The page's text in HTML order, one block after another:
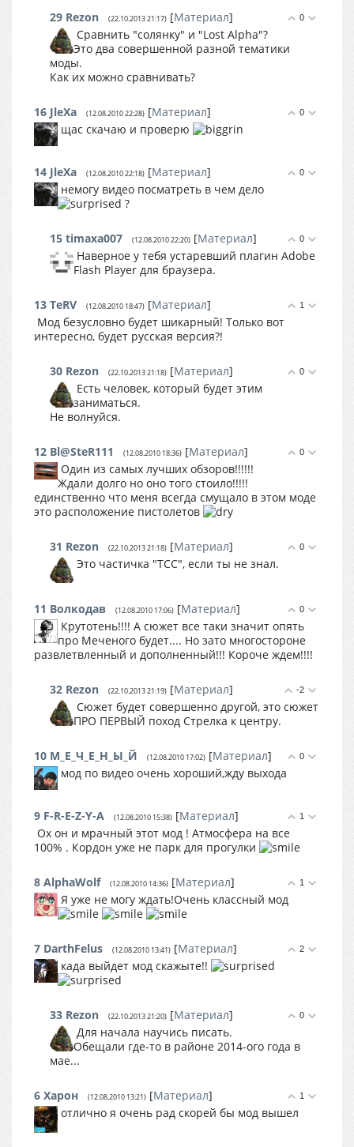
0
29 Rezon (22.10.2013 21:17) [Материал]
Сравнить "солянку" и "Lost Alpha"?
Это два совершенной разной тематики
моды.
Как их можно сравнивать?
0
16 JleXa (12.08.2010 22:28) [Материал]
щас скачаю и проверю
0
14 JleXa (12.08.2010 22:18) [Материал]
немогу видео посматреть в чем дело
?
0
15 timaxa007 (12.08.2010 22:20) [Материал]
Наверное у тебя устаревший плагин Adobe
Flash Player для браузера.
1
13 TeRV (12.08.2010 18:47) [Материал]
Мод безусловно будет шикарный! Только вот
интересно, будет русская версия?!
0
30 Rezon (22.10.2013 21:18) [Материал]
Есть человек, который будет этим
заниматься.
Не волнуйся.
0
12 Bl@SteR111 (12.08.2010 18:36) [Материал]
Один из самых лучших обзоров!!!!!!
Ждали долго но оно того стоило!!!!!
единственно что меня всегда смущало в этом моде
это расположение пистолетов
0
31 Rezon (22.10.2013 21:18) [Материал]
Это частичка "ТСС", если ты не знал.
0
11 Волкодав (12.08.2010 17:06) [Материал]
Крутотень!!!! А сюжет все таки значит опять
про Меченого будет.... Но зато многостороне
развлетвленный и дополненный!!! Короче ждем!!!!
-2
32 Rezon (22.10.2013 21:19) [Материал]
Сюжет будет совершенно другой, это сюжет
ПРО ПЕРВЫЙ поход Стрелка к центру.
0
10 М_Е_Ч_Е_Н_Ы_Й (12.08.2010 17:02) [Материал]
мод по видео очень хороший,жду выхода
1
9 F-R-E-Z-Y-A (12.08.2010 15:38) [Материал]
Ох он и мрачный этот мод ! Атмосфера на все
100% . Кордон уже не парк для прогулки
1
8 AlphaWolf (12.08.2010 14:36) [Материал]
Я уже не могу ждать!Очень классный мод
2
7 DarthFelus (12.08.2010 13:41) [Материал]
када выйдет мод скажыте!!
0
33 Rezon (22.10.2013 21:20) [Материал]
Для начала научись писать.
Обещали где-то в районе 2014-ого года в
мае...
1
6 Харон (12.08.2010 13:21) [Материал]
отлично я очень рад скорей бы мод вышел